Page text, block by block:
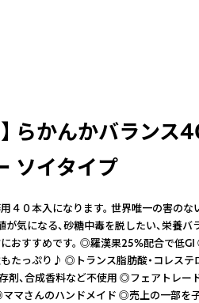
】 らかんかバランス
ソイタイプ
４０本入になります。 世界唯一の害のな
が気になる、砂糖中毒を脱したい、栄養
おすすめです。 ◎羅漢果25%配合で低GI
たっぷり♪ ◎トランス脂肪酸・コレス
剤、合成香料など不使用 ◎フェアトレ
マさんのハンドメイド ◎売上の一部を